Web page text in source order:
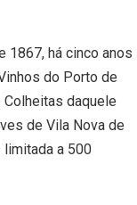
1867, há cinco anos
do Porto de
daquele
de Vila Nova de
limitada a 500